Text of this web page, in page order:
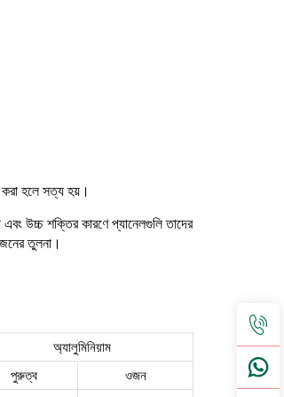
হলে সত্য হয়।
উচ্চ শক্তির কারণে প্যানেলগুলি তাদের
তুলনা।
অ্যালুমিনিয়াম
পুরুত্ব
ওজন